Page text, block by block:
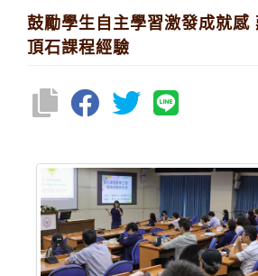
鼓勵學生自主學習激發成就感
頂石課程經驗